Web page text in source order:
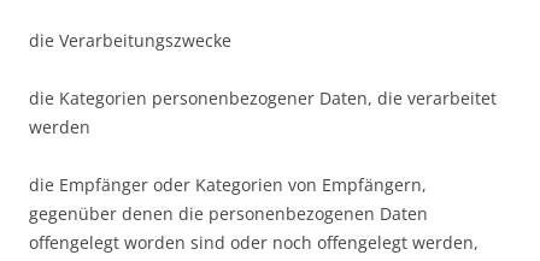
die Verarbeitungszwecke
die Kategorien personenbezogener Daten, die verarbeitet
werden
die Empfänger oder Kategorien von Empfängern,
gegenüber denen die personenbezogenen Daten
offengelegt worden sind oder noch offengelegt werden,